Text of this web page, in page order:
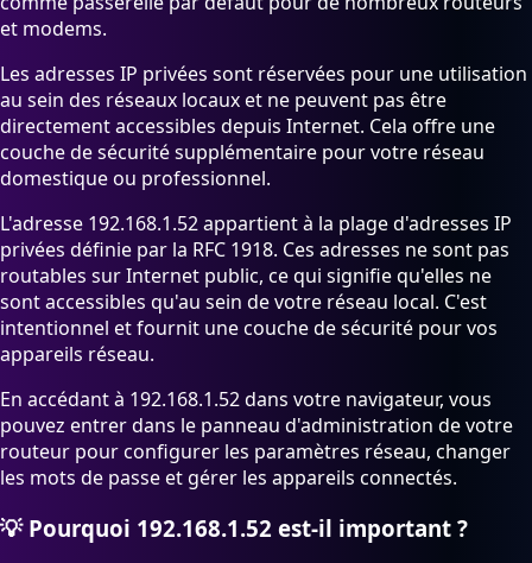
et modems.
Les adresses IP privées sont réservées pour une utilisation
au sein des réseaux locaux et ne peuvent pas être
directement accessibles depuis Internet. Cela offre une
couche de sécurité supplémentaire pour votre réseau
domestique ou professionnel.
L'adresse 192.168.1.52 appartient à la plage d'adresses IP
privées définie par la RFC 1918. Ces adresses ne sont pas
routables sur Internet public, ce qui signifie qu'elles ne
sont accessibles qu'au sein de votre réseau local. C'est
intentionnel et fournit une couche de sécurité pour vos
appareils réseau.
En accédant à 192.168.1.52 dans votre navigateur, vous
pouvez entrer dans le panneau d'administration de votre
routeur pour configurer les paramètres réseau, changer
les mots de passe et gérer les appareils connectés.
💡Pourquoi 192.168.1.52 est-il important ?